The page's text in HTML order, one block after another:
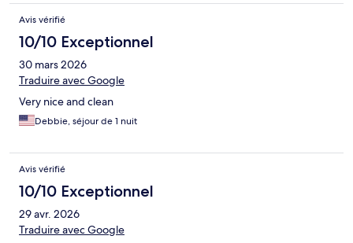
Avis vérifié
10/10 Exceptionnel
30 mars 2026
Traduire avec Google
Very nice and clean
Debbie, séjour de 1 nuit
Avis vérifié
10/10 Exceptionnel
29 avr. 2026
Traduire avec Google